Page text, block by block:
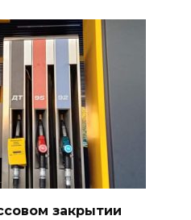
закрытии